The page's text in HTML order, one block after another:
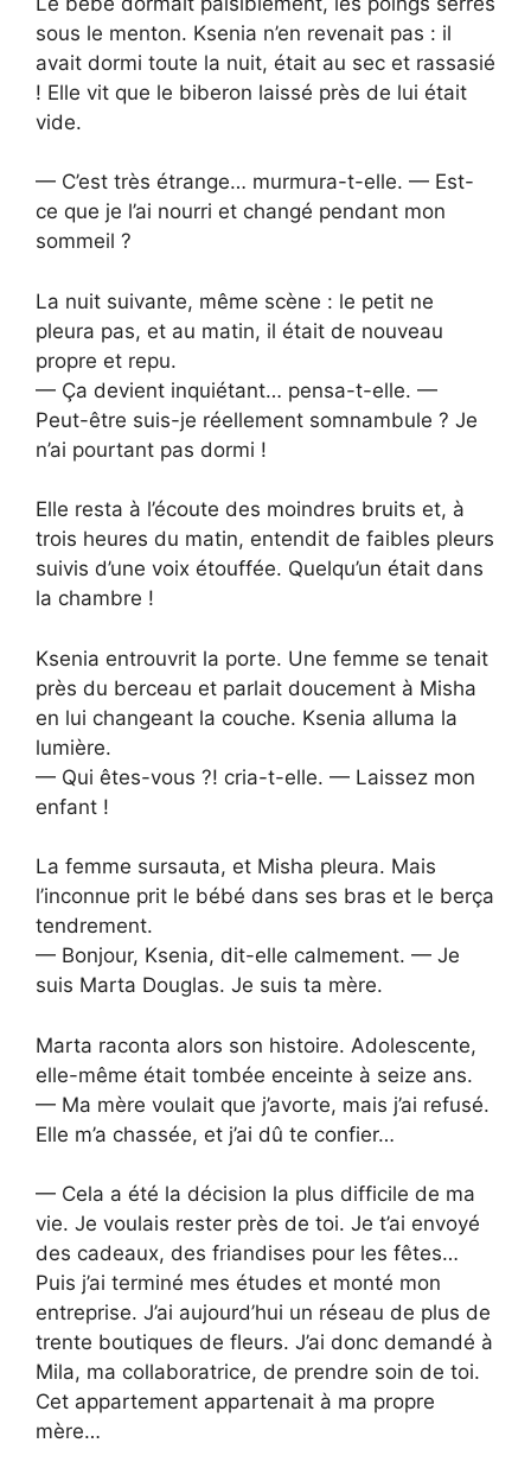
sous le menton. Ksenia n’en revenait pas : il
avait dormi toute la nuit, était au sec et rassasié
! Elle vit que le biberon laissé près de lui était
vide.
— C’est très étrange… murmura-t-elle. — Est-
ce que je l’ai nourri et changé pendant mon
sommeil ?
La nuit suivante, même scène : le petit ne
pleura pas, et au matin, il était de nouveau
propre et repu.
— Ça devient inquiétant… pensa-t-elle. —
Peut-être suis-je réellement somnambule ? Je
n’ai pourtant pas dormi !
Elle resta à l’écoute des moindres bruits et, à
trois heures du matin, entendit de faibles pleurs
suivis d’une voix étouffée. Quelqu’un était dans
la chambre !
Ksenia entrouvrit la porte. Une femme se tenait
près du berceau et parlait doucement à Misha
en lui changeant la couche. Ksenia alluma la
lumière.
— Qui êtes-vous ?! cria-t-elle. — Laissez mon
enfant !
La femme sursauta, et Misha pleura. Mais
l’inconnue prit le bébé dans ses bras et le berça
tendrement.
— Bonjour, Ksenia, dit-elle calmement. — Je
suis Marta Douglas. Je suis ta mère.
Marta raconta alors son histoire. Adolescente,
elle-même était tombée enceinte à seize ans.
— Ma mère voulait que j’avorte, mais j’ai refusé.
Elle m’a chassée, et j’ai dû te confier…
— Cela a été la décision la plus difficile de ma
vie. Je voulais rester près de toi. Je t’ai envoyé
des cadeaux, des friandises pour les fêtes…
Puis j’ai terminé mes études et monté mon
entreprise. J’ai aujourd’hui un réseau de plus de
trente boutiques de fleurs. J’ai donc demandé à
Mila, ma collaboratrice, de prendre soin de toi.
Cet appartement appartenait à ma propre
mère…